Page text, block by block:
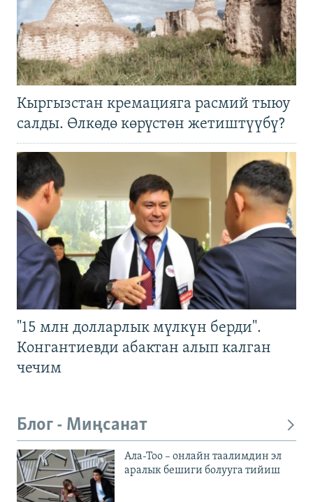
Кыргызстан кремацияга расмий тыюу
салды. Өлкөдө көрүстөн жетиштүүбү?
"15 млн долларлык мүлкүн берди".
Конгантиевди абактан алып калган
чечим
Блог - Миңсанат
Ала-Тоо – онлайн таалимдин эл
аралык бешиги болууга тийиш